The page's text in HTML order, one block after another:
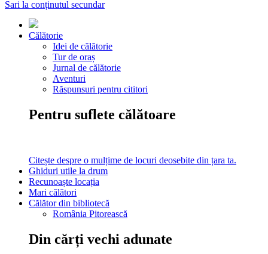
Sari la conținutul secundar
Călătorie
Idei de călătorie
Tur de oraș
Jurnal de călătorie
Aventuri
Răspunsuri pentru cititori
Pentru suflete călătoare
Citește despre o mulțime de locuri deosebite din țara ta.
Ghiduri utile la drum
Recunoaște locația
Mari călători
Călător din bibliotecă
România Pitorească
Din cărți vechi adunate